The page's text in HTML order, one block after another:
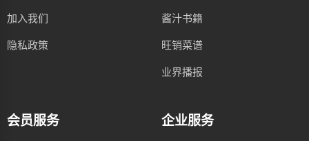
加入我们
隐私政策
酱汁书籍
旺销菜谱
业界播报
会员服务 企业服务